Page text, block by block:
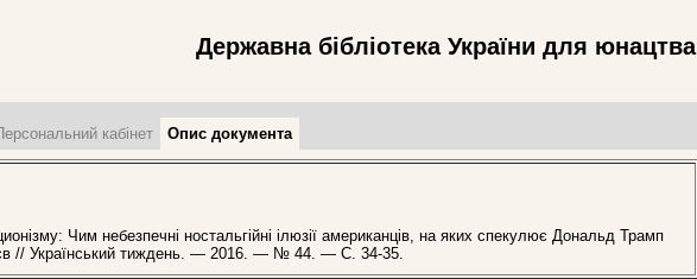
Державна бібліотека України для юнацтва
кабінет Опис документа
Чим небезпечні ностальгійні ілюзії американців, на яких спекулює Дональд Трамп
// Український тиждень. — 2016. — № 44. — С. 34-35.